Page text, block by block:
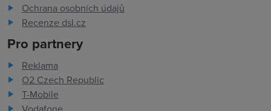
Ochrana osobních údajů
Recenze dsl.cz
Pro partnery
Reklama
O2 Czech Republic
T-Mobile